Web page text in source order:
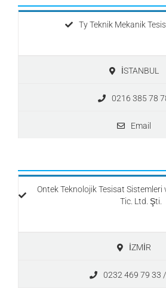
Ty Teknik Mekanik
İSTANBUL
0216 385 78
Email
Ontek Teknolojik Tesisat Sistemleri
Tic. Ltd. Şti.
İZMİR
0232 469 79 33